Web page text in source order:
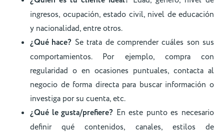
ingresos, ocupación, estado civil, nivel de educación
y nacionalidad, entre otros.
¿Qué hace? Se trata de comprender cuáles son sus
comportamientos. Por ejemplo, compra con
regularidad o en ocasiones puntuales, contacta al
negocio de forma directa para buscar información o
investiga por su cuenta, etc.
¿Qué le gusta/prefiere? En este punto es necesario
definir qué contenidos, canales, estilos de